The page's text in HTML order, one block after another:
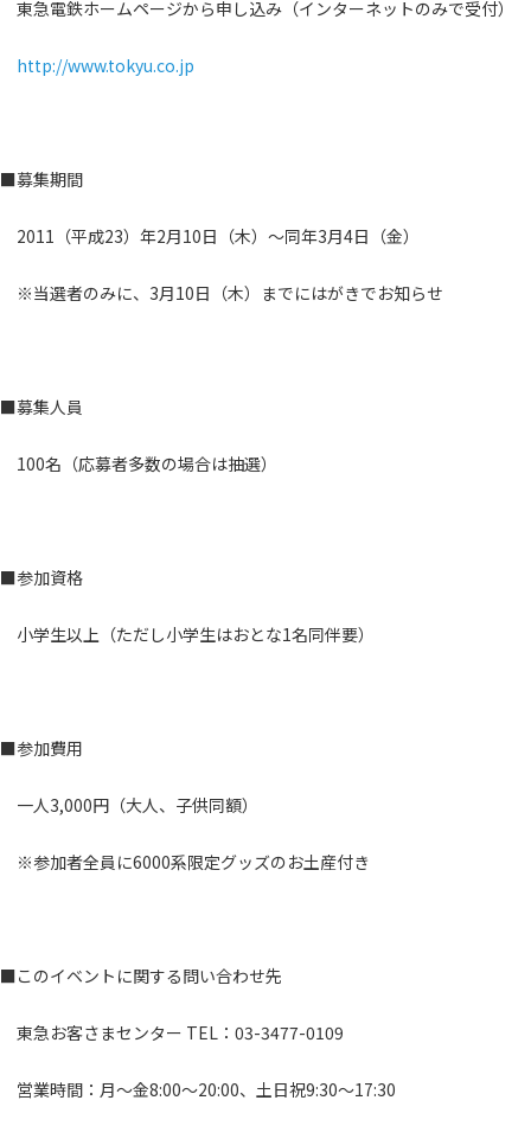
東急電鉄ホームページから申し込み（インターネットのみで受付）
http://www.tokyu.co.jp
■募集期間
2011（平成23）年2月10日（木）～同年3月4日（金）
※当選者のみに、3月10日（木）までにはがきでお知らせ
■募集人員
100名（応募者多数の場合は抽選）
■参加資格
小学生以上（ただし小学生はおとな1名同伴要）
■参加費用
一人3,000円（大人、子供同額）
※参加者全員に6000系限定グッズのお土産付き
■このイベントに関する問い合わせ先
東急お客さまセンター TEL：03-3477-0109
営業時間：月～金8:00～20:00、土日祝9:30～17:30